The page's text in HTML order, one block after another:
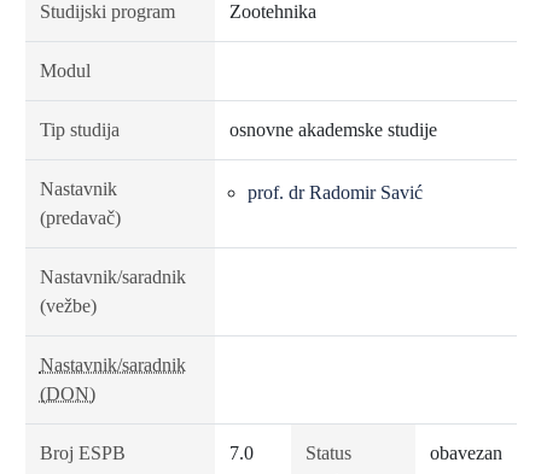
Studijski program Zootehnika
Modul
Tip studija osnovne akademske studije
Nastavnik
(predavač)
prof. dr Radomir Savić
Nastavnik/saradnik
(vežbe)
Nastavnik/saradnik
(DON)
Broj ESPB 7.0
Status
obavezan